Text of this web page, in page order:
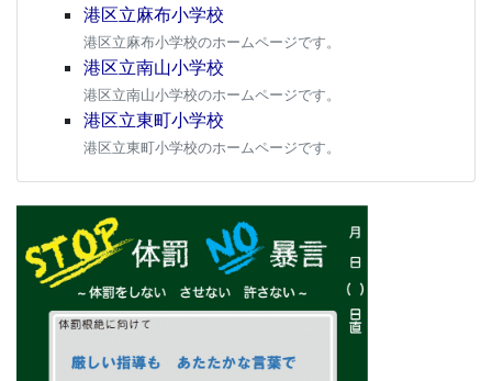
港区立麻布小学校
港区立麻布小学校のホームページです。
港区立南山小学校
港区立南山小学校のホームページです。
港区立東町小学校
港区立東町小学校のホームページです。